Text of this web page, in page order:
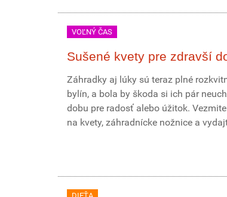
VOĽNÝ ČAS
Sušené kvety pre zdravší
Záhradky aj lúky sú teraz plné
bylín, a bola by škoda si ich pár
dobu pre radosť alebo úžitok.
na kvety, záhradnícke nožnice a